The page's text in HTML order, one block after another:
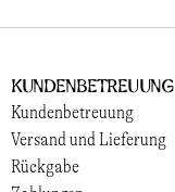
Kundenbetreuung
Kundenbetreuung
Versand und Lieferung
Rückgabe